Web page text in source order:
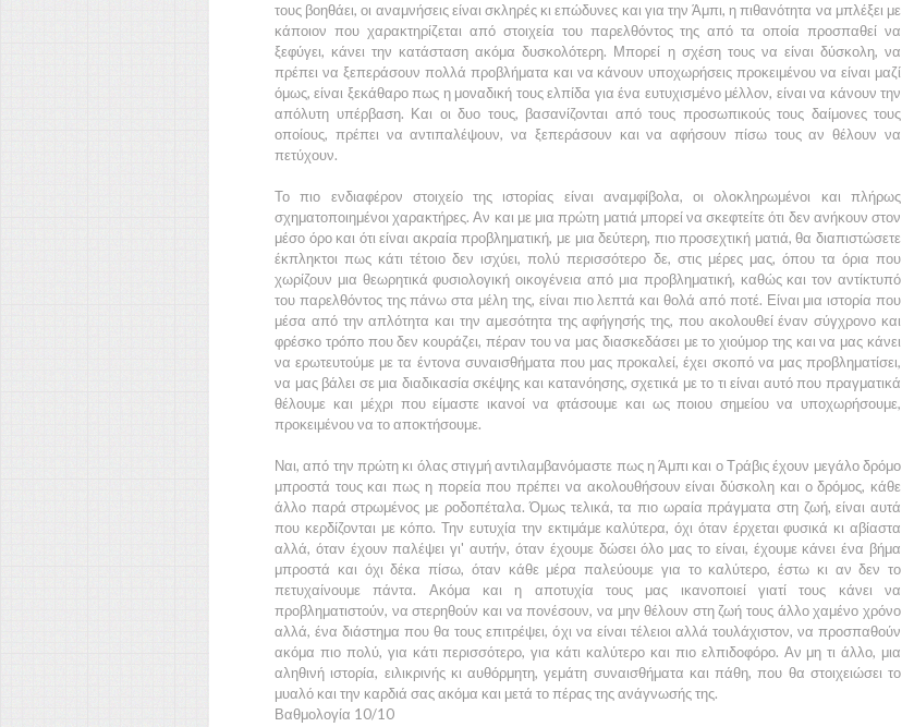
τους βοηθάει, οι αναμνήσεις είναι σκληρές κι επώδυνες και για τηνΆμπι, η πιθανότητα να μπλέξει με
κάποιον που χαρακτηρίζεται από στοιχεία του παρελθόντος της από τα οποία προσπαθεί να
ξεφύγει, κάνει την κατάσταση ακόμα δυσκολότερη. Μπορεί η σχέση τους να είναι δύσκολη, να
πρέπει να ξεπεράσουν πολλά προβλήματα και να κάνουν υποχωρήσεις προκειμένου να είναι μαζί
όμως, είναι ξεκάθαρο πως η μοναδική τους ελπίδα για ένα ευτυχισμένο μέλλον, είναι να κάνουν την
απόλυτη υπέρβαση. Και οι δυο τους, βασανίζονται από τους προσωπικούς τους δαίμονες τους
οποίους, πρέπει να αντιπαλέψουν, να ξεπεράσουν και να αφήσουν πίσω τους αν θέλουν να
πετύχουν.
Το πιο ενδιαφέρον στοιχείο της ιστορίας είναι αναμφίβολα, οι ολοκληρωμένοι και πλήρως
σχηματοποιημένοι χαρακτήρες. Αν και με μια πρώτη ματιά μπορεί να σκεφτείτε ότι δεν ανήκουν στον
μέσο όρο και ότι είναι ακραία προβληματική, με μια δεύτερη, πιο προσεχτική ματιά, θα διαπιστώσετε
έκπληκτοι πως κάτι τέτοιο δεν ισχύει, πολύ περισσότερο δε, στις μέρες μας, όπου τα όρια που
χωρίζουν μια θεωρητικά φυσιολογική οικογένεια από μια προβληματική, καθώς και τον αντίκτυπό
του παρελθόντος της πάνω στα μέλη της, είναι πιο λεπτά και θολά από ποτέ. Είναι μια ιστορία που
μέσα από την απλότητα και την αμεσότητα της αφήγησής της, που ακολουθεί έναν σύγχρονο και
φρέσκο τρόπο που δεν κουράζει, πέραν του να μας διασκεδάσει με το χιούμορ της και να μας κάνει
να ερωτευτούμε με τα έντονα συναισθήματα που μας προκαλεί, έχει σκοπό να μας προβληματίσει,
να μας βάλει σε μια διαδικασία σκέψης και κατανόησης, σχετικά με το τι είναι αυτό που πραγματικά
θέλουμε και μέχρι που είμαστε ικανοί να φτάσουμε και ως ποιου σημείου να υποχωρήσουμε,
προκειμένου να το αποκτήσουμε.
Ναι, από την πρώτη κι όλας στιγμή αντιλαμβανόμαστε πως ηΆμπι και οΤράβιςέχουν μεγάλο δρόμο
μπροστά τους και πως η πορεία που πρέπει να ακολουθήσουν είναι δύσκολη και ο δρόμος, κάθε
άλλο παρά στρωμένος με ροδοπέταλα. Όμως τελικά, τα πιο ωραία πράγματα στη ζωή, είναι αυτά
που κερδίζονται με κόπο. Την ευτυχία την εκτιμάμε καλύτερα, όχι όταν έρχεται φυσικά κι αβίαστα
αλλά, όταν έχουν παλέψει γι' αυτήν, όταν έχουμε δώσει όλο μας το είναι, έχουμε κάνει ένα βήμα
μπροστά και όχι δέκα πίσω, όταν κάθε μέρα παλεύουμε για το καλύτερο, έστω κι αν δεν το
πετυχαίνουμε πάντα. Ακόμα και η αποτυχία τους μας ικανοποιεί γιατί τους κάνει να
προβληματιστούν, να στερηθούν και να πονέσουν, να μην θέλουν στη ζωή τους άλλο χαμένο χρόνο
αλλά, ένα διάστημα που θα τους επιτρέψει, όχι να είναι τέλειοι αλλά τουλάχιστον, να προσπαθούν
ακόμα πιο πολύ, για κάτι περισσότερο, για κάτι καλύτερο και πιο ελπιδοφόρο. Αν μη τι άλλο, μια
αληθινή ιστορία, ειλικρινής κι αυθόρμητη, γεμάτη συναισθήματα και πάθη, που θα στοιχειώσει το
μυαλό και την καρδιά σας ακόμα και μετά το πέρας της ανάγνωσής της.
Βαθμολογία 10/10